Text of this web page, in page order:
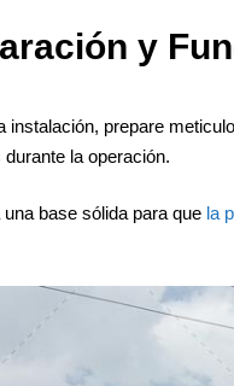
y
instalación, prepare
durante la operación.
base sólida para que la